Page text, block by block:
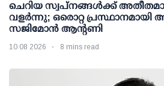
ചെറിയ സ്വപ്നങ്ങൾക്ക്
വളർന്നു; ഒരൊറ്റ
സജിമോൻ ആന്റണി
10 08 2026 8 mins read